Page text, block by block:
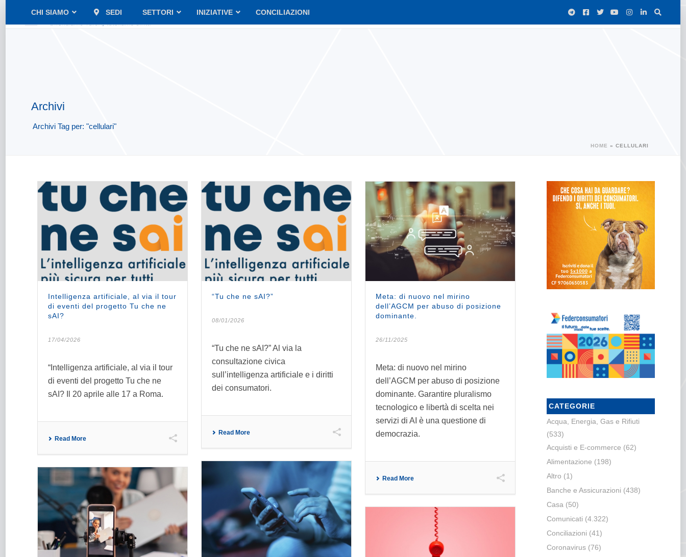
CHI SIAMO SEDI SETTORI INIZIATIVE CONCILIAZIONI
Archivi
Archivi Tag per: "cellulari"
HOME » CELLULARI
Intelligenza artificiale, al via il tour
di eventi del progetto Tu che ne
sAI?
17/04/2026
“Intelligenza artificiale, al via il tour
di eventi del progetto Tu che ne
sAI? Il 20 aprile alle 17 a Roma.
Read More
“Tu che ne sAI?”
08/01/2026
“Tu che ne sAI?” Al via la
consultazione civica
sull’intelligenza artificiale e i diritti
dei consumatori.
Read More
Meta: di nuovo nel mirino
dell’AGCM per abuso di posizione
dominante.
26/11/2025
Meta: di nuovo nel mirino
dell’AGCM per abuso di posizione
dominante. Garantire pluralismo
tecnologico e libertà di scelta nei
servizi di AI è una questione di
democrazia.
Read More
CATEGORIE
Acqua, Energia, Gas e Rifiuti
(533)
Acquisti e E-commerce (62)
Alimentazione (198)
Altro (1)
Banche e Assicurazioni (438)
Casa (50)
Comunicati (4.322)
Conciliazioni (41)
Coronavirus(76)